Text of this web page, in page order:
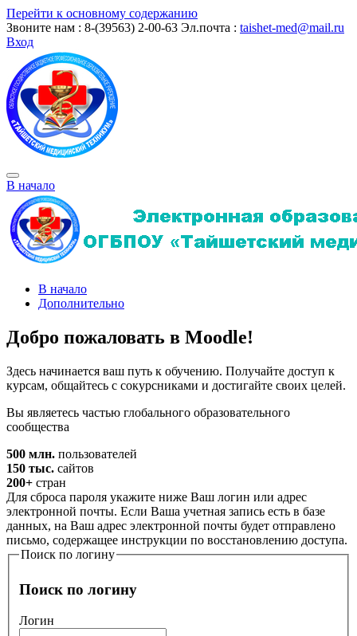
Перейти к основному содержанию
Звоните нам : 8-(39563) 2-00-63 Эл.почта : taishet-med@mail.ru
Вход
В начало
В начало
Дополнительно
Добро пожаловать в Moodle!
Здесь начинается ваш путь к обучению. Получайте доступ к
курсам, общайтесь с сокурсниками и достигайте своих целей.
Вы являетесь частью глобального образовательного
сообщества
500 млн. пользователей
150 тыс. сайтов
200+ стран
Для сброса пароля укажите ниже Ваш логин или адрес
электронной почты. Если Ваша учетная запись есть в базе
данных, на Ваш адрес электронной почты будет отправлено
письмо, содержащее инструкции по восстановлению доступа.
Поиск по логину
Поиск по логину
Логин